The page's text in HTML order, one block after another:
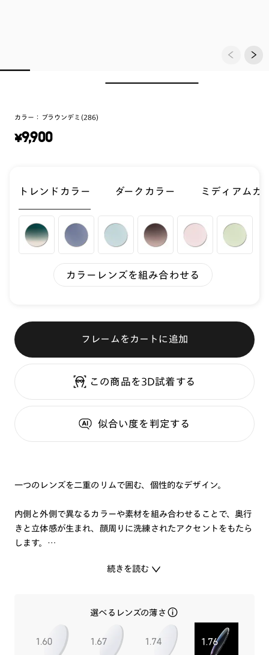
カラー： ブラウンデミ(286)
¥9,900
トレンドカラー ダークカラー ミディアムカ
カラーレンズを組み合わせる
フレームをカートに追加
この商品を3D試着する
似合い度を判定する
一つのレンズを二重のリムで囲む、個性的なデザイン。
内側と外側で異なるカラーや素材を組み合わせることで、奥行
きと立体感が生まれ、顔周りに洗練されたアクセントをもたら
します。
※こちらの商品はオンラインショップ、R!M店舗のみのお取り
カラーの特性上、柄の入り方や濃淡に個体差が生じます。その
ため、お届けする商品の模様は掲載画像と差異がございます。
続きを読む
選べるレンズの薄さ